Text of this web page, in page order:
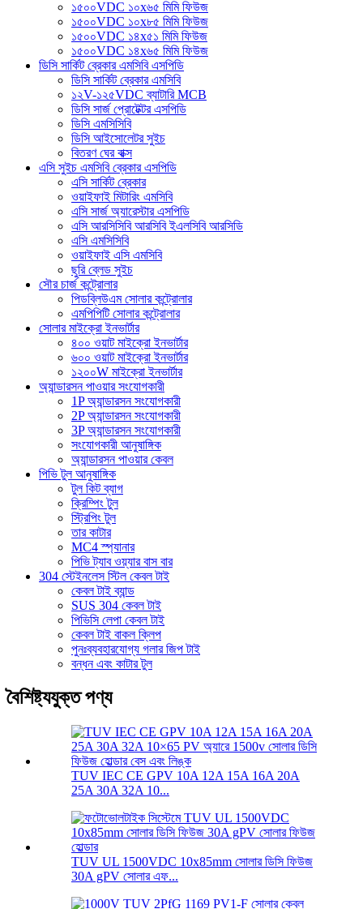
১৫০০VDC ১০x৬৫ মিমি ফিউজ
১৫০০VDC ১০x৮৫ মিমি ফিউজ
১৫০০VDC ১৪x৫১ মিমি ফিউজ
১৫০০VDC ১৪x৬৫ মিমি ফিউজ
ডিসি সার্কিট ব্রেকার এমসিবি এসপিডি
ডিসি সার্কিট ব্রেকার এমসিবি
১২V-১২৫VDC ব্যাটারি MCB
ডিসি সার্জ প্রোটেক্টর এসপিডি
ডিসি এমসিসিবি
ডিসি আইসোলেটর সুইচ
বিতরণ ঘের বাক্স
এসি সুইচ এমসিবি ব্রেকার এসপিডি
এসি সার্কিট ব্রেকার
ওয়াইফাই মিটারিং এমসিবি
এসি সার্জ অ্যারেস্টার এসপিডি
এসি আরসিসিবি আরসিবি ইএলসিবি আরসিডি
এসি এমসিসিবি
ওয়াইফাই এসি এমসিবি
ছুরি ব্লেড সুইচ
সৌর চার্জ কন্ট্রোলার
পিডব্লিউএম সোলার কন্ট্রোলার
এমপিপিটি সোলার কন্ট্রোলার
সোলার মাইক্রো ইনভার্টার
৪০০ ওয়াট মাইক্রো ইনভার্টার
৬০০ ওয়াট মাইক্রো ইনভার্টার
১২০০W মাইক্রো ইনভার্টার
অ্যান্ডারসন পাওয়ার সংযোগকারী
1P অ্যান্ডারসন সংযোগকারী
2P অ্যান্ডারসন সংযোগকারী
3P অ্যান্ডারসন সংযোগকারী
সংযোগকারী আনুষাঙ্গিক
অ্যান্ডারসন পাওয়ার কেবল
পিভি টুল আনুষাঙ্গিক
টুল কিট ব্যাগ
ক্রিম্পিং টুল
স্ট্রিপিং টুল
তার কাটার
MC4 স্প্যানার
পিভি ট্যাব ওয়্যার বাস বার
304 স্টেইনলেস স্টিল কেবল টাই
কেবল টাই ব্যান্ড
SUS 304 কেবল টাই
পিভিসি লেপা কেবল টাই
কেবল টাই বাকল ক্লিপ
পুনঃব্যবহারযোগ্য গলার জিপ টাই
বন্ধন এবং কাটার টুল
বৈশিষ্ট্যযুক্ত পণ্য
TUV IEC CE GPV 10A 12A 15A 16A 20A
25A 30A 32A 10...
TUV UL 1500VDC 10x85mm সোলার ডিসি ফিউজ
30A gPV সোলার এফ...